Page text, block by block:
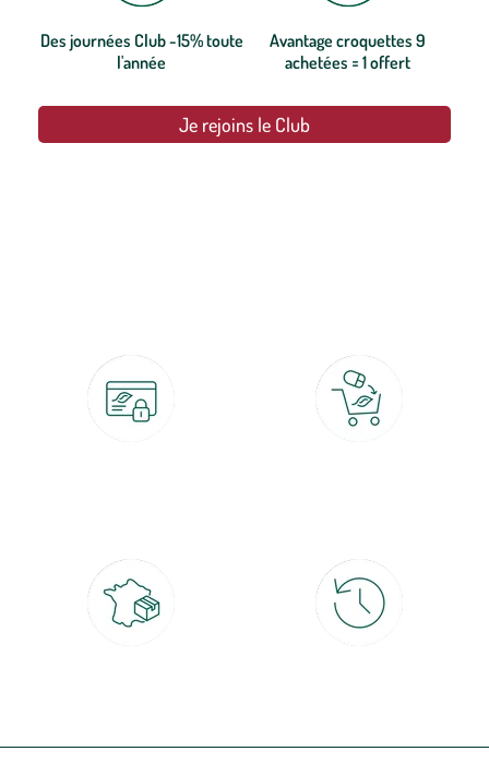
Des journées Club -15% toute
l'année
Avantage croquettes 9
achetées = 1 offert
Je rejoins le Club